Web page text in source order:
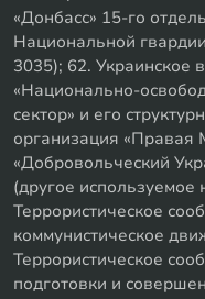
«Донбасс» 15-го
Национальной
3035); 62. Украинское
«Национально-
сектор» и его
организация
«Добровольческий
(другое
Террористическое
коммунистическое
Террористическое
подготовки и